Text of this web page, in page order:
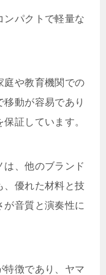
ンパクトで軽量な
庭や教育機関での
動が容易であり
証しています。
は、他のブランド
、優れた材料と技
が音質と演奏性に
特徴であり、ヤマ